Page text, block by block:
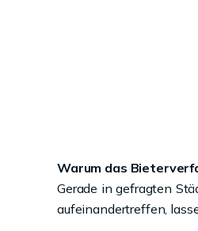
Warum das
Gerade in gefragten
aufeinandertreffen,